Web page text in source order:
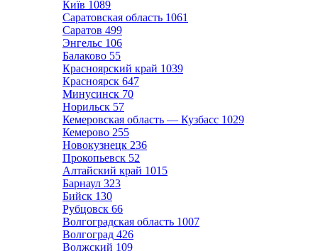
Київ 1089
Саратовская область 1061
Саратов 499
Энгельс 106
Балаково 55
Красноярский край 1039
Красноярск 647
Минусинск 70
Норильск 57
Кемеровская область — Кузбасс 1029
Кемерово 255
Новокузнецк 236
Прокопьевск 52
Алтайский край 1015
Барнаул 323
Бийск 130
Рубцовск 66
Волгоградская область 1007
Волгоград 426
Волжский 109